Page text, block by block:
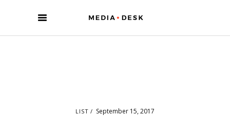
LIST September 15, 2017